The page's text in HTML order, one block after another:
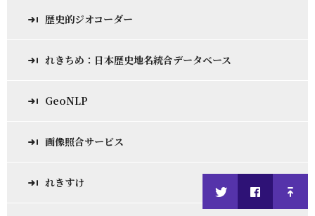
歴史的ジオコーダー
れきちめ：日本歴史地名統合データベース
GeoNLP
画像照合サービス
れきすけ